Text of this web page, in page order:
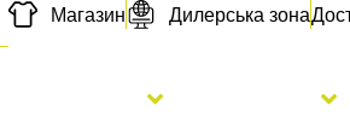
Магазин Дилерська зона